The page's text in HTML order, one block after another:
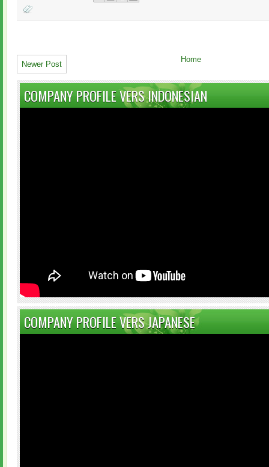
Newer Post
Home
COMPANY PROFILE VERS INDONESIAN
COMPANY PROFILE VERS JAPANESE